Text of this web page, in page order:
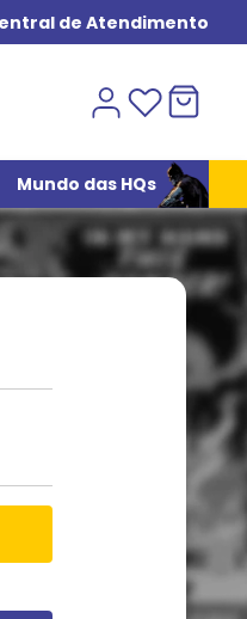
de Atendimento
Mundo das HQs